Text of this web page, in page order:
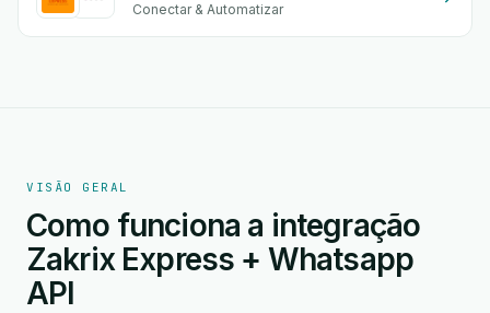
Conectar & Automatizar
VISÃO GERAL
Como funciona a integração
Zakrix Express + Whatsapp
API